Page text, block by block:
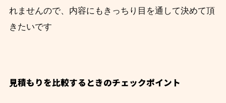
れませんので、内容にもきっちり目を通して決めて頂
きたいです
見積もりを比較するときのチェックポイント